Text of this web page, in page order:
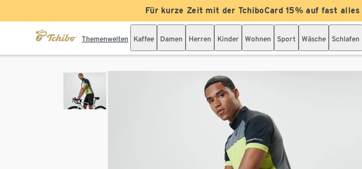
Für kurze Zeit mit der TchiboCard 15% auf fast
Themenwelten Kaffee Damen Herren Kinder Wohnen Sport Wäsche Schlafen